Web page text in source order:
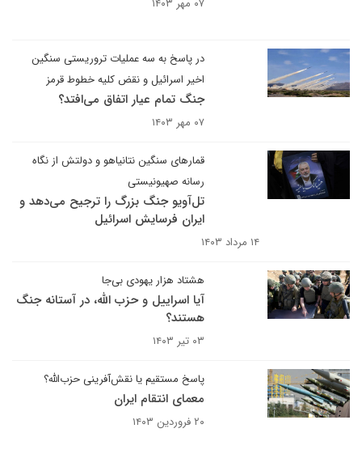
۰۷ مهر ۱۴۰۳
در پاسخ به سه عملیات تروریستی سنگین
اخیر اسرائیل و نقض کلیه خطوط قرمز
جنگ تمام عیار اتفاق می‌افتد؟
۰۷ مهر ۱۴۰۳
قمارهای سنگین نتانیاهو و دولتش از نگاه
رسانه صهیونیستی
تل‌آویو جنگ بزرگ را ترجیح می‌دهد و
ایران فرسایش اسرائیل
۱۴ مرداد ۱۴۰۳
هشتاد هزار یهودی بی‌جا
آیا اسراییل و حزب الله، در آستانه جنگ
هستند؟
۰۳ تیر ۱۴۰۳
پاسخ مستقیم یا نقش‌آفرینی حزب‌الله؟
معمای انتقام ایران
۲۰ فروردین ۱۴۰۳